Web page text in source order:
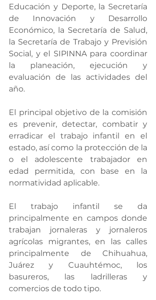
Educación y Deporte, la Secretaría
de Innovación y Desarrollo
Económico, la Secretaría de Salud,
la Secretaría de Trabajo y Previsión
Social, y el SIPINNA para coordinar
la planeación, ejecución y
evaluación de las actividades del
año.
El principal objetivo de la comisión
es prevenir, detectar, combatir y
erradicar el trabajo infantil en el
estado, así como la protección de la
o el adolescente trabajador en
edad permitida, con base en la
normatividad aplicable.
El trabajo infantil se da
principalmente en campos donde
trabajan jornaleras y jornaleros
agrícolas migrantes, en las calles
principalmente de Chihuahua,
Juárez y Cuauhtémoc, los
basureros, las ladrilleras y
comercios de todo tipo.